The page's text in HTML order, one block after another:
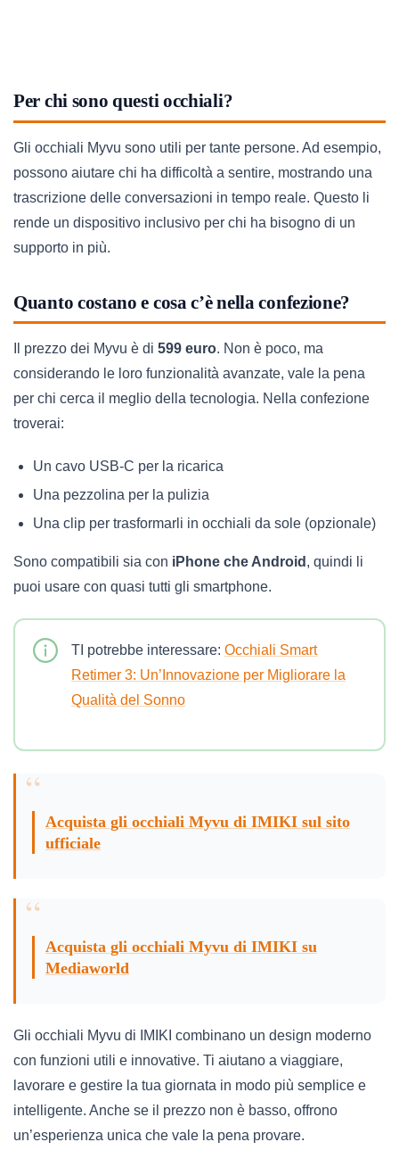
Per chi sono questi occhiali?
Gli occhiali Myvu sono utili per tante persone. Ad esempio,
possono aiutare chi ha difficoltà a sentire, mostrando una
trascrizione delle conversazioni in tempo reale. Questo li
rende un dispositivo inclusivo per chi ha bisogno di un
supporto in più.
Quanto costano e cosa c’è nella confezione?
Il prezzo dei Myvu è di 599 euro. Non è poco, ma
considerando le loro funzionalità avanzate, vale la pena
per chi cerca il meglio della tecnologia. Nella confezione
troverai:
Un cavo USB-C per la ricarica
Una pezzolina per la pulizia
Una clip per trasformarli in occhiali da sole (opzionale)
Sono compatibili sia con iPhone che Android , quindi li
puoi usare con quasi tutti gli smartphone.
TI potrebbe interessare: Occhiali Smart
Retimer 3: Un’Innovazione per Migliorare la
Qualità del Sonno
Acquista gli occhiali Myvu di IMIKI sul sito
ufficiale
Acquista gli occhiali Myvu di IMIKI su
Mediaworld
Gli occhiali Myvu di IMIKI combinano un design moderno
con funzioni utili e innovative. Ti aiutano a viaggiare,
lavorare e gestire la tua giornata in modo più semplice e
intelligente. Anche se il prezzo non è basso, offrono
un’esperienza unica che vale la pena provare.